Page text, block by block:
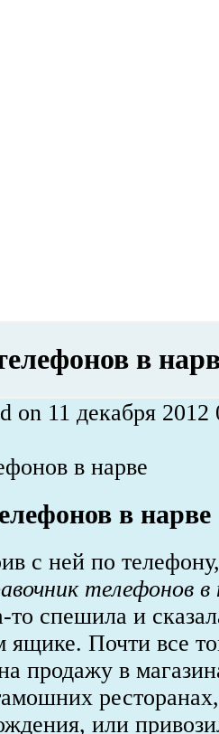
в
on 11 декабря
в нарве
с ней по
телефонов в
то спешила и
ящике. Почти все
продажу в
или